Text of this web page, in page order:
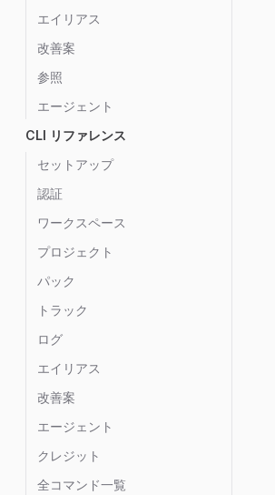
エイリアス
改善案
参照
エージェント
CLI リファレンス
セットアップ
認証
ワークスペース
プロジェクト
パック
トラック
ログ
エイリアス
改善案
エージェント
クレジット
全コマンド一覧